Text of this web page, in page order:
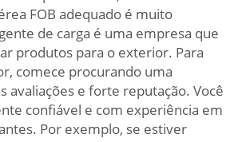
FOB adequado é muito
de carga é uma empresa que
produtos para o exterior. Para
comece procurando uma
avaliações e forte reputação. Você
confiável e com experiência em
Por exemplo, se estiver